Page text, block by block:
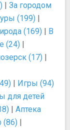
| За городом
(199) |
(169) | В
(24) |
(17) |
| Игры (94)
для детей
| Аптека
(86) |